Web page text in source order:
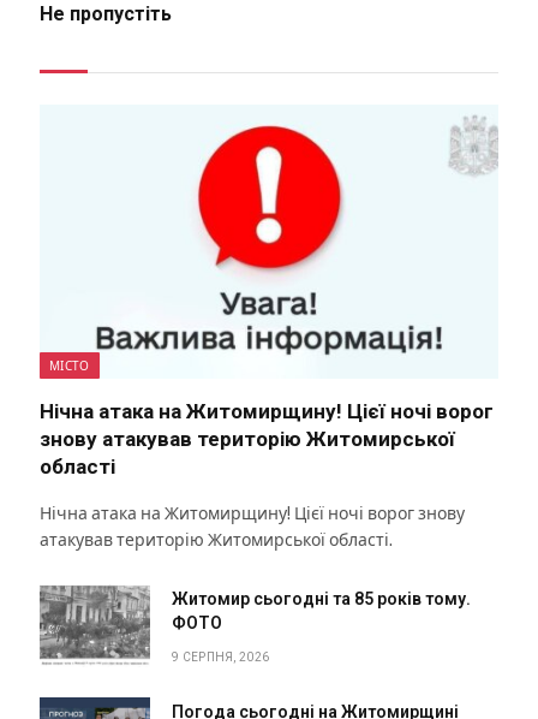
Не пропустіть
МІСТО
Нічна атака на Житомирщину! Цієї ночі ворог
знову атакував територію Житомирської
області
Нічна атака на Житомирщину! Цієї ночі ворог знову
атакував територію Житомирської області.
Житомир сьогодні та 85 років тому.
ФОТО
9 СЕРПНЯ, 2026
Погода сьогодні на Житомирщині